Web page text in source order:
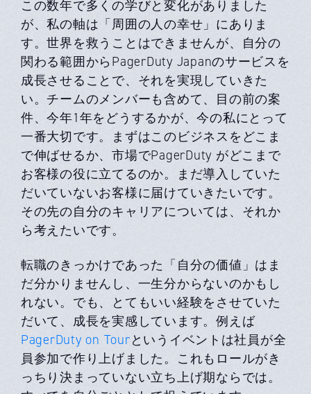
この数年で多くの学びと変化がありました
が、私の軸は「周囲の人の幸せ」にありま
す。世界を救うことはできませんが、自分の
関わる範囲からPagerDuty Japanのサービスを
成長させることで、それを実現していきた
い。チームのメンバーも含めて、目の前の案
件、今年1年をどうするかが、今の私にとって
一番大切です。まずはこのビジネスをどこま
で伸ばせるか、市場でPagerDuty がどこまで
お客様の役に立てるのか。まだ導入していた
だいていないお客様に届けていきたいです。
その先の自分のキャリアについては、それか
ら考えたいです。
転職のきっかけであった「自分の価値」はま
だ分かりませんし、一生分からないのかもし
れない。でも、とてもいい経験をさせていた
だいて、成長を実感しています。例えば
PagerDuty on Tourというイベントは社員が全
員参加で作り上げました。これもロールがき
っちり決まっていない立ち上げ期ならでは。